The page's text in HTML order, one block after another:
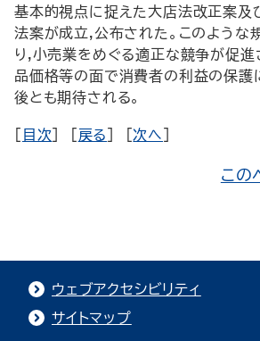
基本的視点に捉えた大店法改正案及
法案が成立,公布された。このような
り,小売業をめぐる適正な競争が促
品価格等の面で消費者の利益の保護
後とも期待される。
目次 戻る ] [次へ
この
ウェブアクセシビリティ
サイトマップ